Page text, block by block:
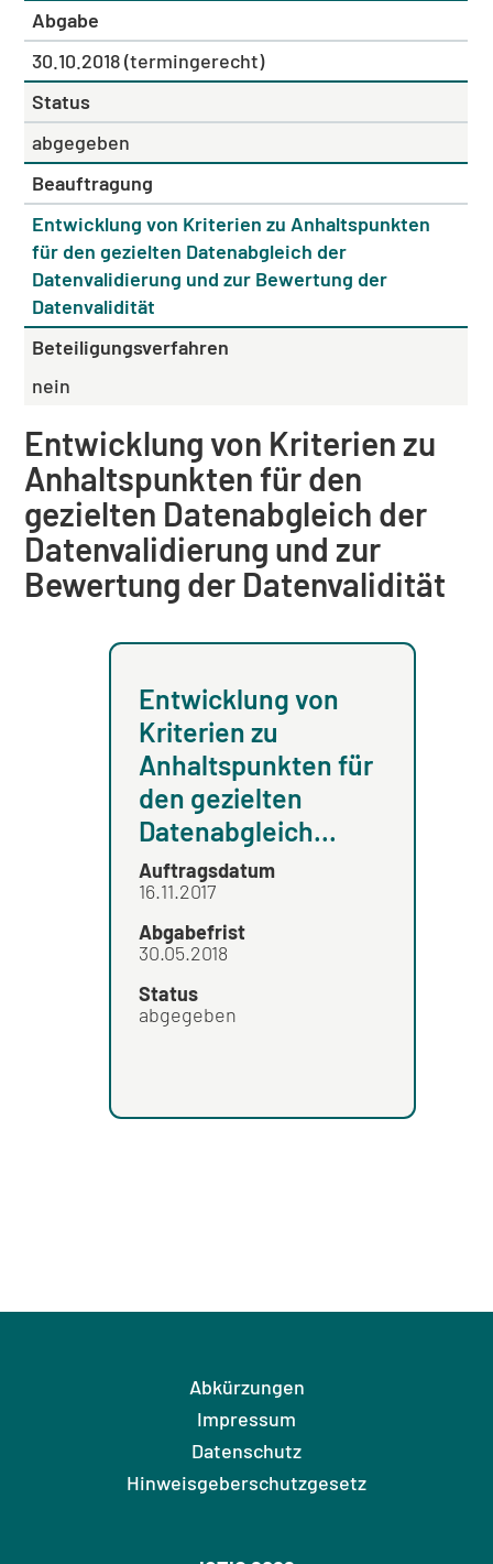
Abgabe
30.10.2018 (termingerecht)
Status
abgegeben
Beauftragung
Entwicklung von Kriterien zu Anhaltspunkten
für den gezielten Datenabgleich der
Datenvalidierung und zur Bewertung der
Datenvalidität
Beteiligungsverfahren
nein
Entwicklung von Kriterien zu
Anhaltspunkten für den
gezielten Datenabgleich der
Datenvalidierung und zur
Bewertung der Datenvalidität
Entwicklung von
Kriterien zu
Anhaltspunkten für
den gezielten
Datenabgleich...
Auftragsdatum
16.11.2017
Abgabefrist
30.05.2018
Status
abgegeben
Abkürzungen
Impressum
Datenschutz
Hinweisgeberschutzgesetz